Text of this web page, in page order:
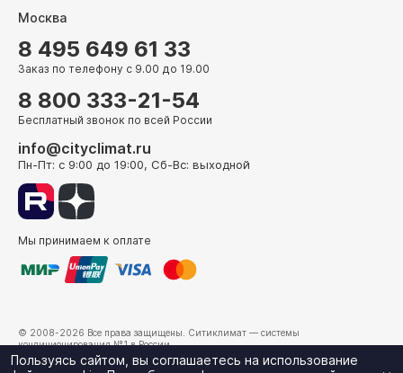
Москва
8 495 649 61 33
Заказ по телефону с 9.00 до 19.00
8 800 333-21-54
Бесплатный звонок по всей России
info@cityclimat.ru
Пн-Пт: с 9:00 до 19:00, Сб-Вс: выходной
Мы принимаем к оплате
© 2008-2026 Все права защищены. Ситиклимат — системы
кондиционирования №1 в России.
г. Москва, ул. Электрозаводская, д. 24
Пользуясь сайтом, вы соглашаетесь на использование